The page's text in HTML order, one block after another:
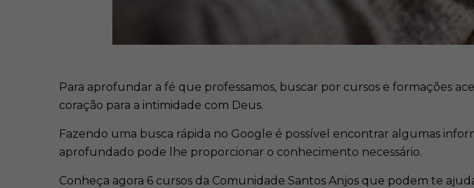
Para aprofundar a fé que professamos, buscar por cursos e formações
coração para a intimidade com Deus.
Fazendo uma busca rápida no Google é possível encontrar algumas
aprofundado pode lhe proporcionar o conhecimento necessário.
Conheça agora 6 cursos da Comunidade Santos Anjos que podem te